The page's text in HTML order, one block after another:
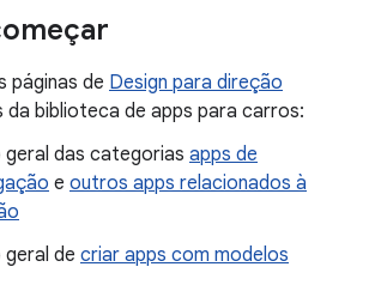
páginas de Design para direção
da biblioteca de apps para carros:
geral das categorias apps de
e outros apps relacionados à
geral de criar apps com modelos